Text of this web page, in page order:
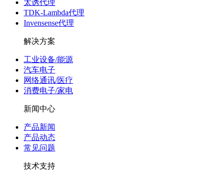
太诱代理
TDK-Lambda代理
Invensense代理
解决方案
工业设备/能源
汽车电子
网络通讯/医疗
消费电子/家电
新闻中心
产品新闻
产品动态
常见问题
技术支持